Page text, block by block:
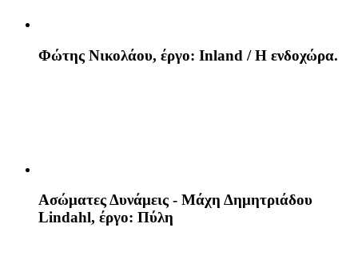
Φώτης Νικολάου, έργο: Inland / Η ενδοχώρα.
Ασώματες Δυνάμεις - Μάχη Δημητριάδου
Lindahl, έργο: Πύλη